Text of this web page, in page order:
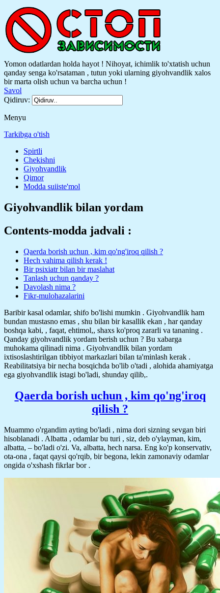
Yomon odatlardan holda hayot ! Nihoyat, ichimlik to'xtatish uchun
qanday senga ko'rsataman , tutun yoki ularning giyohvandlik xalos
bir marta olish uchun va barcha uchun !
Savol
Qidiruv:
Menyu
Tarkibga o'tish
Spirtli
Chekishni
Giyohvandlik
Qimor
Modda suiiste'mol
Giyohvandlik bilan yordam
Contents-modda jadvali :
Qaerda borish uchun , kim qo'ng'iroq qilish ?
Hech vahima qilish kerak !
Bir psixiatr bilan bir maslahat
Tanlash uchun qanday ?
Davolash nima ?
Fikr-mulohazalarini
Baribir kasal odamlar, shifo bo'lishi mumkin . Giyohvandlik ham
bundan mustasno emas , shu bilan bir kasallik ekan , har qanday
boshqa kabi, , faqat, ehtimol,, shaxs ko'proq zararli va tananing .
Qanday giyohvandlik yordam berish uchun ? Bu xabarga
muhokama qilinadi nima . Giyohvandlik bilan yordam
ixtisoslashtirilgan tibbiyot markazlari bilan ta'minlash kerak .
Reabilitatsiya bir necha bosqichda bo'lib o'tadi , alohida ahamiyatga
ega giyohvandlik istagi bo'ladi, shunday qilib,.
Qaerda borish uchun , kim qo'ng'iroq
qilish ?
Muammo o'rgandim ayting bo'ladi , nima dori sizning sevgan biri
hisoblanadi . Albatta , odamlar bu turi , siz, deb o'ylayman, kim,
albatta, – bo'ladi o'zi. Va, albatta, hech narsa. Eng ko'p konservativ,
ota-ona , faqat qaysi qo'rqib, bir begona, lekin zamonaviy odamlar
ongida o'xshash fikrlar bor .